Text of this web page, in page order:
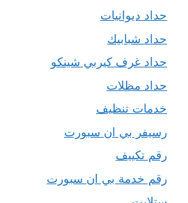
حداد ديوانيات
حداد شبابيك
حداد غرف كيربي شينكو
حداد مظلات
خدمات تنظيف
رسيفر بي ان سبورت
رقم تكييف
رقم خدمة بي ان سبورت